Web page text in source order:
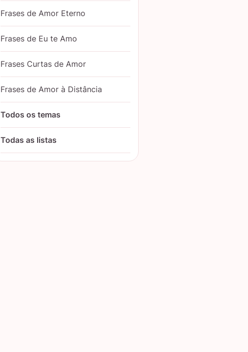
Frases de Amor Eterno
Frases de Eu te Amo
Frases Curtas de Amor
Frases de Amor à Distância
Todos os temas
Todas as listas